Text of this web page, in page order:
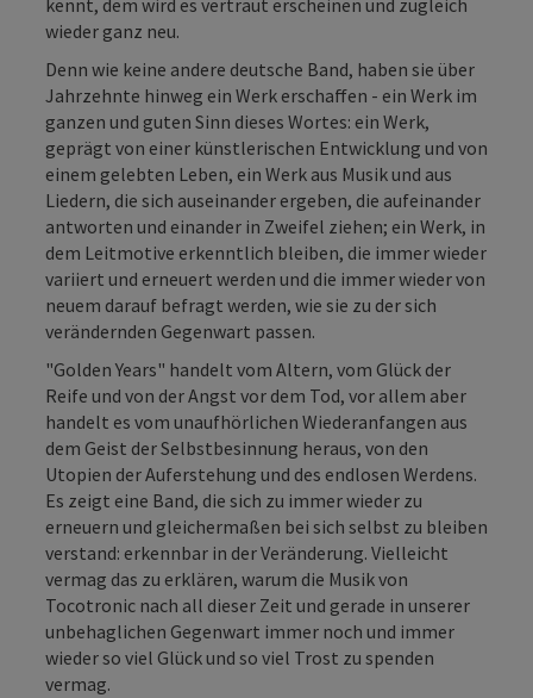
kennt, dem wird es vertraut erscheinen und zugleich
wieder ganz neu.
Denn wie keine andere deutsche Band, haben sie über
Jahrzehnte hinweg ein Werk erschaffen - ein Werk im
ganzen und guten Sinn dieses Wortes: ein Werk,
geprägt von einer künstlerischen Entwicklung und von
einem gelebten Leben, ein Werk aus Musik und aus
Liedern, die sich auseinander ergeben, die aufeinander
antworten und einander in Zweifel ziehen; ein Werk, in
dem Leitmotive erkenntlich bleiben, die immer wieder
variiert und erneuert werden und die immer wieder von
neuem darauf befragt werden, wie sie zu der sich
verändernden Gegenwart passen.
"Golden Years" handelt vom Altern, vom Glück der
Reife und von der Angst vor dem Tod, vor allem aber
handelt es vom unaufhörlichen Wiederanfangen aus
dem Geist der Selbstbesinnung heraus, von den
Utopien der Auferstehung und des endlosen Werdens.
Es zeigt eine Band, die sich zu immer wieder zu
erneuern und gleichermaßen bei sich selbst zu bleiben
verstand: erkennbar in der Veränderung. Vielleicht
vermag das zu erklären, warum die Musik von
Tocotronic nach all dieser Zeit und gerade in unserer
unbehaglichen Gegenwart immer noch und immer
wieder so viel Glück und so viel Trost zu spenden
vermag.